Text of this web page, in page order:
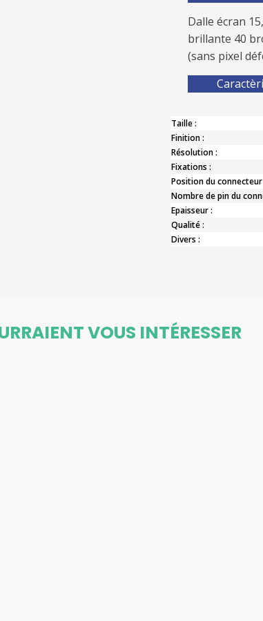
Dalle écran
brillante 40
(sans pixel
Taille :
Finition :
Résolution :
Fixations :
Position du connecteur
Nombre de pin du
Epaisseur :
Qualité :
Divers :
VOUS INTÉRESSER